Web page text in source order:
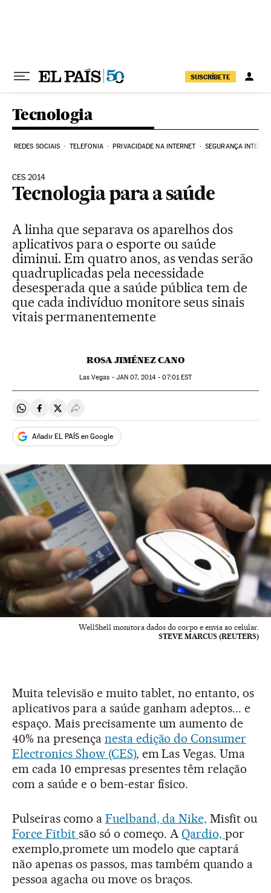
SUSCRÍBETE
Tecnologia
REDES SOCIAIS TELEFONIA PRIVACIDADE NA INTERNET SEGURANÇA
CES 2014
Tecnologia para a saúde
A linha que separava os aparelhos dos
aplicativos para o esporte ou saúde
diminui. Em quatro anos, as vendas serão
quadruplicadas pela necessidade
desesperada que a saúde pública tem de
que cada indivíduo monitore seus sinais
vitais permanentemente
ROSA JIMÉNEZ CANO
Las Vegas - JAN 07, 2014 - 07:01EST
Compartir en Whatsapp
Compartir en Facebook
Compartir en Twitter
Desplegar Redes Sociales
Añadir EL PAÍS en Google
WellShell monitora dados do corpo e envia ao celular.
STEVE MARCUS (REUTERS)
Muita televisão e muito tablet, no entanto, os
aplicativos para a saúde ganham adeptos... e
espaço. Mais precisamente um aumento de
40% na presença nesta edição do Consumer
Electronics Show (CES), em Las Vegas. Uma
em cada 10 empresas presentes têm relação
com a saúde e o bem-estar físico.
Pulseiras como a Fuelband, da Nike, Misfit ou
Force Fitbit são só o começo. AQardio,por
exemplo,promete um modelo que captará
não apenas os passos, mas também quando a
pessoa agacha ou move os braços.